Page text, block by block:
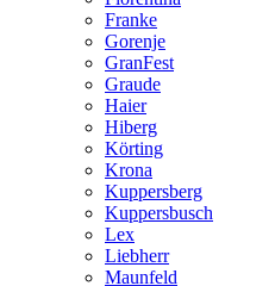
Franke
Gorenje
GranFest
Graude
Haier
Hiberg
Körting
Krona
Kuppersberg
Kuppersbusch
Lex
Liebherr
Maunfeld